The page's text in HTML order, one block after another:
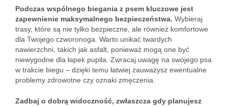
Podczas wspólnego biegania z psem kluczowe jest
zapewnienie maksymalnego bezpieczeństwa. Wybieraj
trasy, które są nie tylko bezpieczne, ale również komfortowe
dla Twojego czworonoga. Warto unikać twardych
nawierzchni, takich jak asfalt, ponieważ mogą one być
niewygodne dla łapek pupila. Zwracaj uwagę na swojego psa
w trakcie biegu – dzięki temu łatwiej zauważysz ewentualne
problemy zdrowotne czy oznaki zmęczenia.
Zadbaj o dobrą widoczność, zwłaszcza gdy planujesz